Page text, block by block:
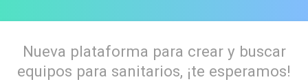
Nueva plataforma para crear y buscar
equipos para sanitarios, ¡te esperamos!